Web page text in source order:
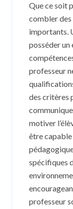
Que ce soit
combler des
importants.
posséder un
professeur
des critères
motiver
être capable
spécifiques
professeur